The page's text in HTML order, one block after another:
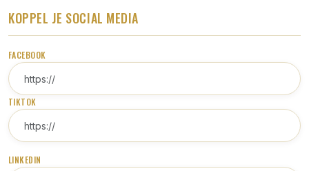
KOPPEL JE SOCIAL MEDIA
FACEBOOK
TIKTOK
LINKEDIN